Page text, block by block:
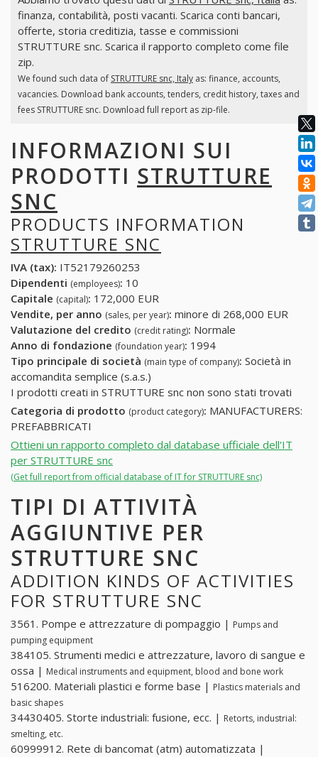
finanza, contabilità, posti vacanti. Scarica conti bancari,
offerte, storia creditizia, tasse e commissioni
STRUTTURE snc. Scarica il rapporto completo come file
zip.
We found such data of STRUTTURE snc, Italyas: finance, accounts,
vacancies. Download bank accounts, tenders, credit history, taxes and
fees STRUTTURE snc. Download full report as zip-file.
INFORMAZIONI SUI
PRODOTTI STRUTTURE
SNC
PRODUCTS INFORMATION
STRUTTURE SNC
IVA (tax): IT52179260253
Dipendenti (employees): 10
Capitale (capital): 172,000 EUR
Vendite, per anno (sales, per year): minore di 268,000 EUR
Valutazione del credito (credit rating): Normale
Anno di fondazione (foundation year): 1994
Tipo principale di società (main type of company): Società in
accomandita semplice (s.a.s.)
I prodotti creati in STRUTTURE snc non sono stati trovati
Categoria di prodotto (product category): MANUFACTURERS:
PREFABBRICATI
Ottieni un rapporto completo dal database ufficiale dell'IT
per STRUTTURE snc
(Get full report from official database of IT for STRUTTURE snc)
TIPI DI ATTIVITÀ
AGGIUNTIVE PER
STRUTTURE SNC
ADDITION KINDS OF ACTIVITIES
FOR STRUTTURE SNC
3561. Pompe e attrezzature di pompaggio | Pumps and
pumping equipment
384105. Strumenti medici e attrezzature, lavoro di sangue e
ossa | Medical instruments and equipment, blood and bone work
516200. Materiali plastici e forme base | Plastics materials and
basic shapes
34430405. Storte industriali: fusione, ecc. | Retorts, industrial:
smelting, etc.
60999912. Rete di bancomat (atm) automatizzata |